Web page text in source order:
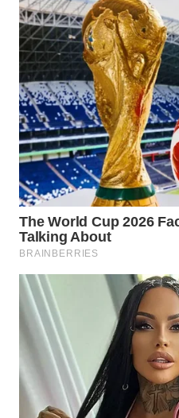
WN
NIAS
WN
LANGKAT
WN
TAPANULI
SELATAN
WN
TANJUNG
LESUNG
WN
KARO
WN
SIMALUNGUN
WN